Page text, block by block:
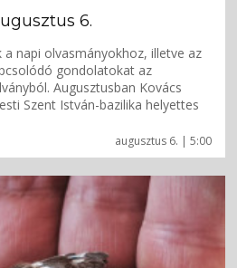
augusztus 6. | 5:00
6.
napi olvasmányokhoz, illetve az
gondolatokat az
Augusztusban Kovács
Szent István-bazilika helyettes